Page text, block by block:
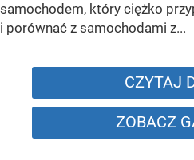
samochodem, który ciężko
i porównać z samochodami z...
CZYTAJ
ZOBACZ